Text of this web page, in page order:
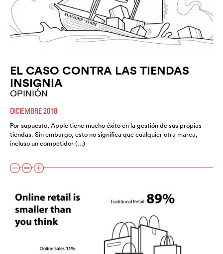
EL CASO CONTRA LAS TIENDAS
INSIGNIA
OPINIÓN
DICIEMBRE 2018
Por supuesto, Apple tiene mucho éxito en la gestión de sus propias
tiendas. Sin embargo, esto no significa que cualquier otra marca,
incluso un competidor (…)